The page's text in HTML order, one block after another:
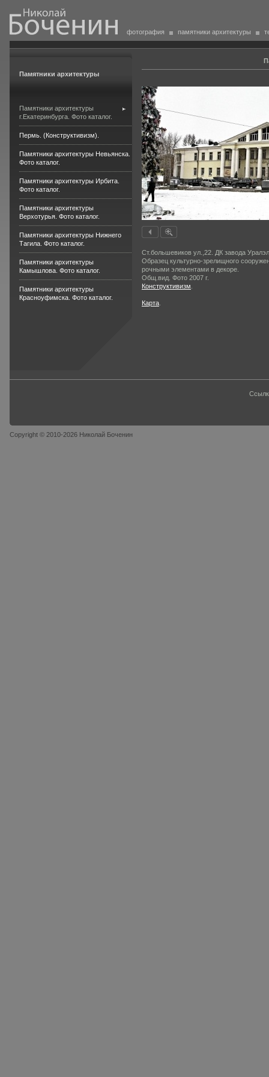
фотография памятники архитектуры
Памятники архитектуры
Памятники архитектуры
г.Екатеринбурга. Фото каталог.
Пермь. (Конструктивизм).
Памятники архитектуры Невьянска.
Фото каталог.
Памятники архитектуры Ирбита.
Фото каталог.
Памятники архитектуры
Верхотурья. Фото каталог.
Памятники архитектуры Нижнего
Тагила. Фото каталог.
Памятники архитектуры
Камышлова. Фото каталог.
Памятники архитектуры
Красноуфимска. Фото каталог.
Ст.большевиков ул.,22. ДК завода
Образец культурно-зрелищного
рочными элементами в декоре.
Общ.вид. Фото 2007 г.
Конструктивизм
Карта
Copyright © 2010-2026 Николай Боченин